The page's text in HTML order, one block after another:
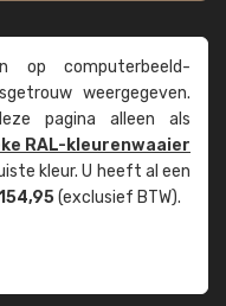
op computer­beeld­
weer­gegeven.
pagina alleen als
RAL-kleuren­waaier
kleur. U heeft al een
(exclusief BTW).